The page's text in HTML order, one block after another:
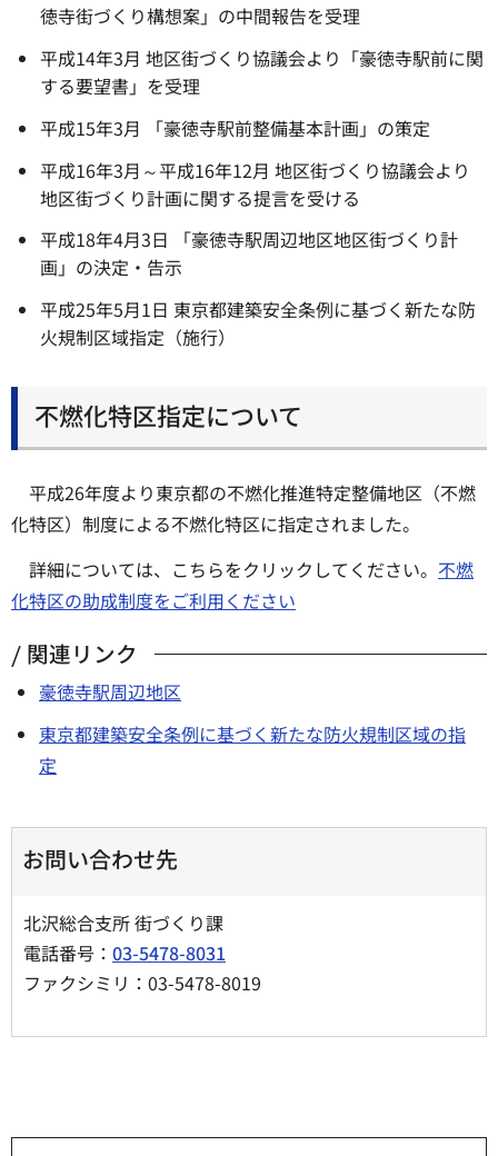
徳寺街づくり構想案」の中間報告を受理
平成14年3月 地区街づくり協議会より「豪徳寺駅前に関
する要望書」を受理
平成15年3月 「豪徳寺駅前整備基本計画」の策定
平成16年3月～平成16年12月 地区街づくり協議会より
地区街づくり計画に関する提言を受ける
平成18年4月3日 「豪徳寺駅周辺地区地区街づくり計
画」の決定・告示
平成25年5月1日 東京都建築安全条例に基づく新たな防
火規制区域指定（施行）
不燃化特区指定について
平成26年度より東京都の不燃化推進特定整備地区（不燃
化特区）制度による不燃化特区に指定されました。
詳細については、こちらをクリックしてください。 不燃
化特区の助成制度をご利用ください
関連リンク
豪徳寺駅周辺地区
東京都建築安全条例に基づく新たな防火規制区域の指
定
お問い合わせ先
北沢総合支所 街づくり課
電話番号： 03-5478-8031
ファクシミリ：03-5478-8019